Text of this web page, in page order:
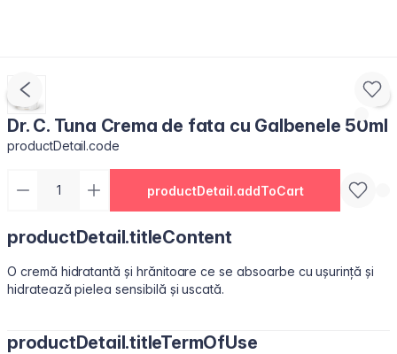
Dr. C. Tuna Crema de fata cu Galbenele 50ml
productDetail.code
productDetail.addToCart
productDetail.titleContent
O cremă hidratantă și hrănitoare ce se absoarbe cu ușurință și
hidratează pielea sensibilă și uscată.
productDetail.titleTermOfUse